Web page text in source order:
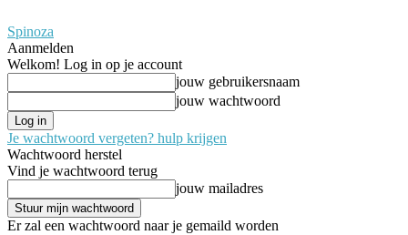
Spinoza
Aanmelden
Welkom! Log in op je account
jouw gebruikersnaam
jouw wachtwoord
Je wachtwoord vergeten? hulp krijgen
Wachtwoord herstel
Vind je wachtwoord terug
jouw mailadres
Er zal een wachtwoord naar je gemaild worden